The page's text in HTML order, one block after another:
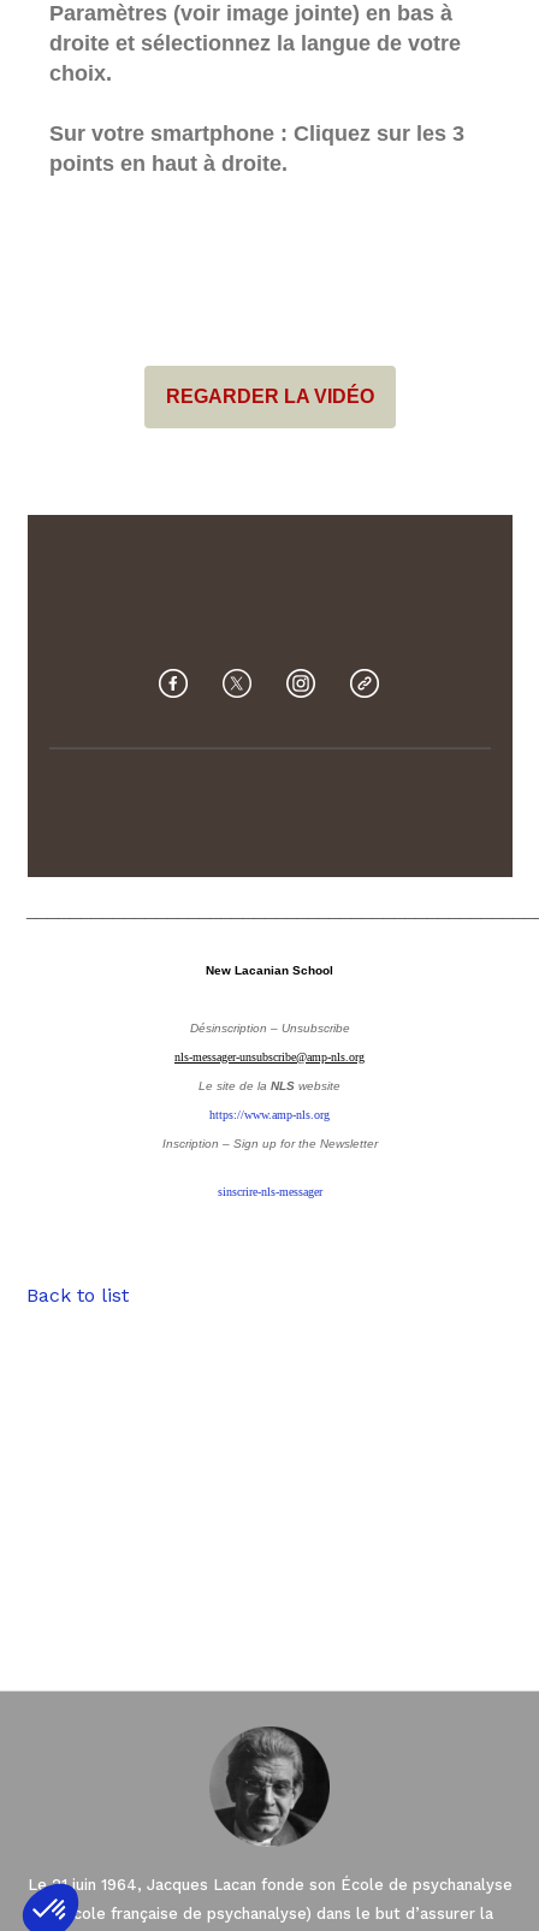
Paramètres (voir image jointe) en bas à
droite et sélectionnez la langue de votre
choix.
Sur votre smartphone : Cliquez sur les 3
points en haut à droite.
REGARDER LA VIDÉO
New Lacanian School
Désinscription – Unsubscribe
nls-messager-unsubscribe@amp-nls.org
Le site de la NLS website
https://www.amp-nls.org
Inscription – Sign up for the Newsletter
sinscrire-nls-messager
Back to list
Le 21 juin 1964, Jacques Lacan fonde son École de psychanalyse
(l’École française de psychanalyse) dans le but d’assurer la